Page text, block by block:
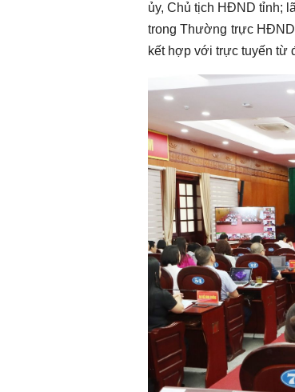
ủy, Chủ tịch HĐND tỉnh;
trong Thường trực
kết hợp với trực tuyến từ
Chào ngày mới 1/8/2026